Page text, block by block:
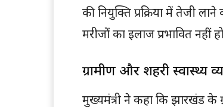
की नियुक्ति प्रक्रिया में तेजी
मरीजों का इलाज प्रभावित नहीं
ग्रामीण और शहरी स्वास्थ्य
मुख्यमंत्री ने कहा कि झारखंड के